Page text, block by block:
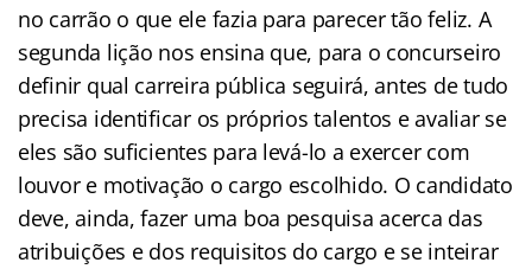
no carrão o que ele fazia para parecer tão feliz. A
segunda lição nos ensina que, para o concurseiro
definir qual carreira pública seguirá, antes de tudo
precisa identificar os próprios talentos e avaliar se
eles são suficientes para levá-lo a exercer com
louvor e motivação o cargo escolhido. O candidato
deve, ainda, fazer uma boa pesquisa acerca das
atribuições e dos requisitos do cargo e se inteirar